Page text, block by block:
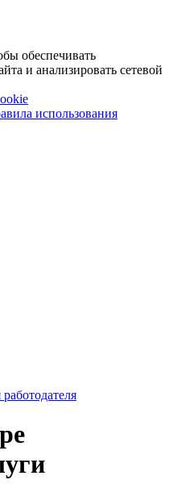
обеспечивать
и анализировать сетевой
использования